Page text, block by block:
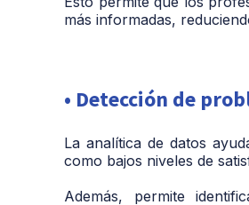
más informadas,
• Detección de
La analítica de datos
como bajos niveles de
Además, permite